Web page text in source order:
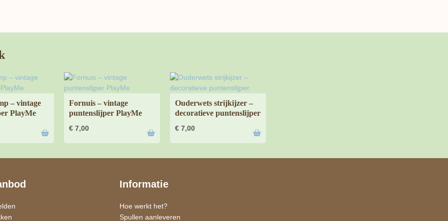
– vintage
PlayMe
Fornuis – vintage
puntenslijper PlayMe
€ 7,00
Ouderwets strijkijzer –
decoratieve puntenslijper
€ 7,00
Informatie
Hoe werkt het?
Spullen aanleveren